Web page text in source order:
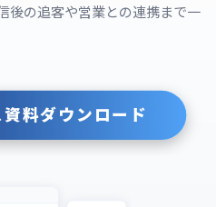
後の追客や営業との連携まで一
料ダウンロード